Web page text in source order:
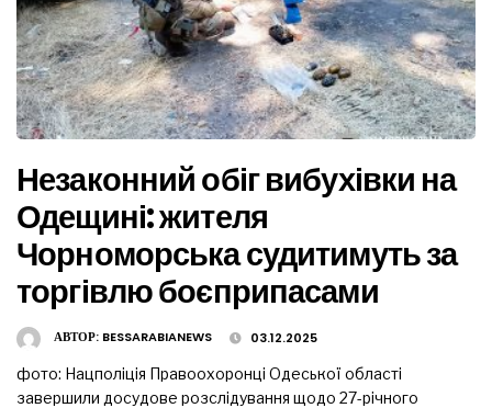
Незаконний обіг вибухівки на
Одещині: жителя
Чорноморська судитимуть за
торгівлю боєприпасами
АВТОР: BESSARABIANEWS 03.12.2025
фото: Нацполіція Правоохоронці Одеської області
завершили досудове розслідування щодо 27-річного